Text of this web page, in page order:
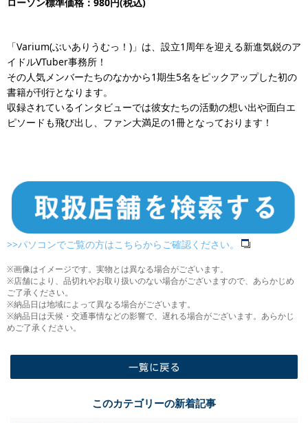
「Varium(ぶいありうむっ！)」は、設立1周年を迎える新進気鋭のア
イドルVTuber事務所！
その人気メンバーたちのなかから1期生5名をピックアップした初の
書籍が刊行となります。
収録されているインタビューでは彼女たちの活動の想い出や面白エ
ピソードも飛び出し、ファン大満足の1冊となっております！
>>パソコンでご覧の方はこちらからご確認ください。
※画像はイメージです。実物とは異なる場合がございます。
※店舗により、品切れやお取り扱いのない場合がございますので、あらかじめ
ご了承ください。
※納品日は地域によって異なる場合がございます。
※納品日は天候・交通事情などの影響で、遅れる場合がございます。あらかじ
めご了承ください。
このカテゴリーの新着記事